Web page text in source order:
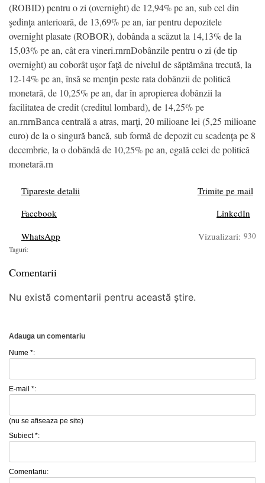
(ROBID) pentru o zi (overnight) de 12,94% pe an, sub cel din
şedinţa anterioară, de 13,69% pe an, iar pentru depozitele
overnight plasate (ROBOR), dobânda a scăzut la 14,13% de la
15,03% pe an, cât era vineri.rnrnDobânzile pentru o zi (de tip
overnight) au coborât uşor faţă de nivelul de săptămâna trecută, la
12-14% pe an, însă se menţin peste rata dobânzii de politică
monetară, de 10,25% pe an, dar în apropierea dobânzii la
facilitatea de credit (creditul lombard), de 14,25% pe
an.rnrnBanca centrală a atras, marţi, 20 milioane lei (5,25 milioane
euro) de la o singură bancă, sub formă de depozit cu scadenţa pe 8
decembrie, la o dobândă de 10,25% pe an, egală celei de politică
monetară.rn
Tipareste detalii
Trimite pe mail
Facebook
LinkedIn
WhatsApp
Vizualizari: 930
Taguri:
Comentarii
Nu există comentarii pentru această știre.
Adauga un comentariu
Nume *:
E-mail *:
(nu se afiseaza pe site)
Subiect *:
Comentariu: